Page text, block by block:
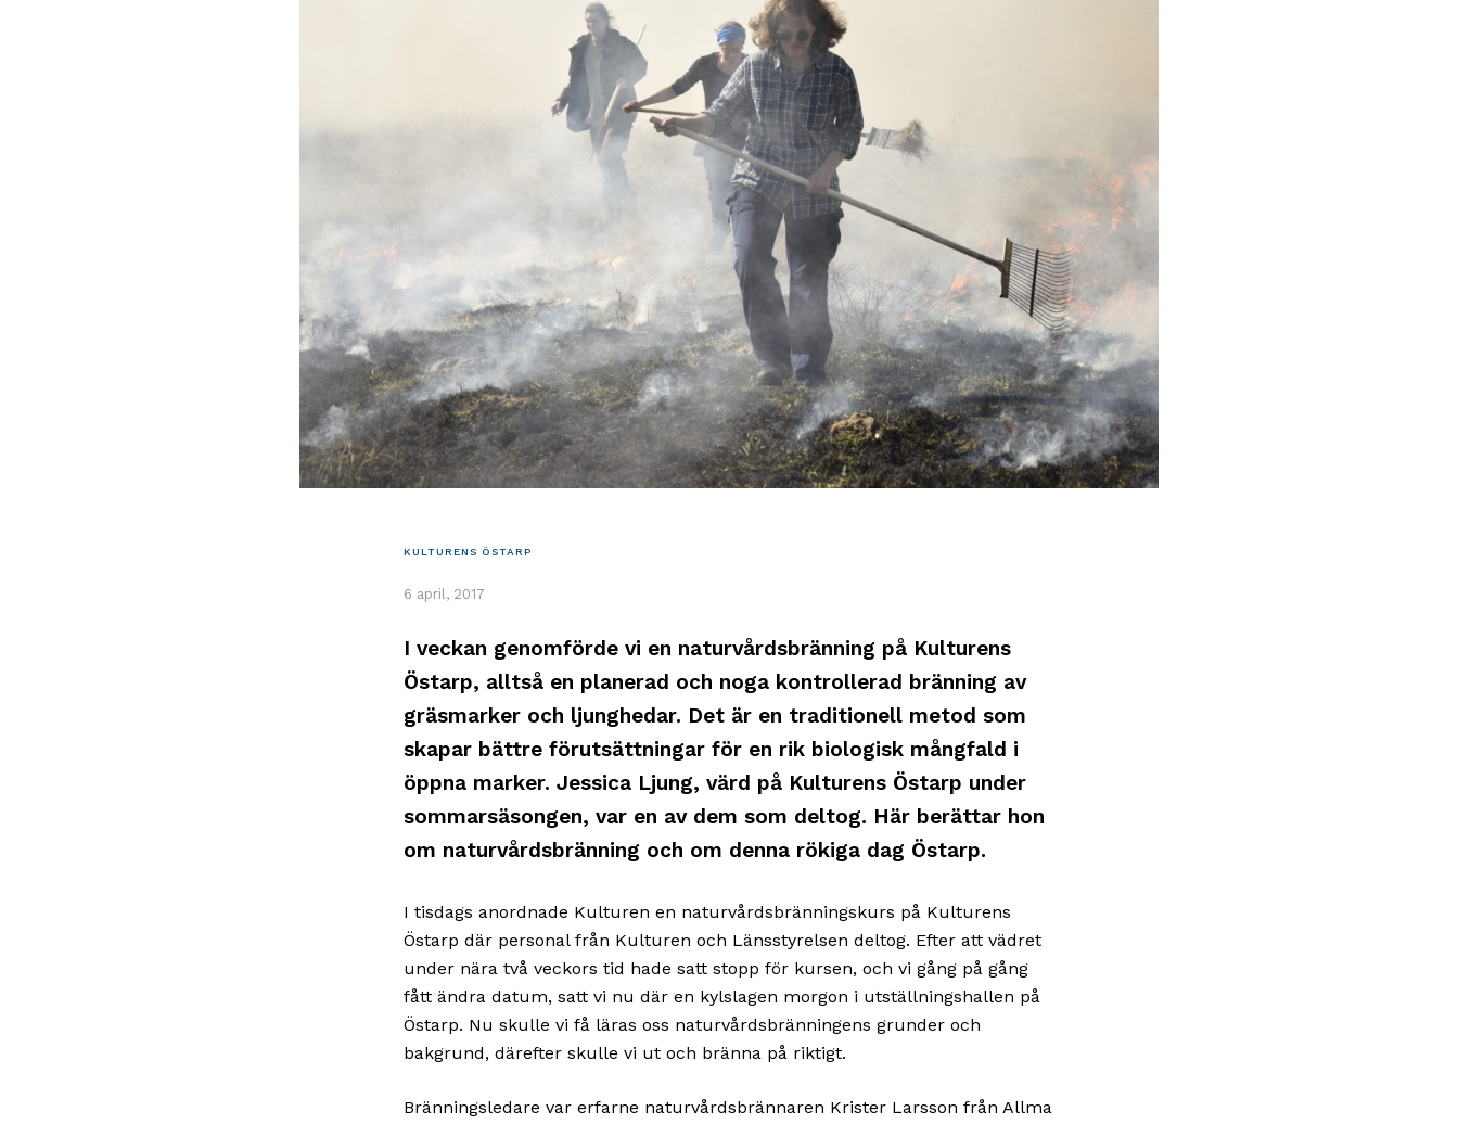
KULTURENS ÖSTARP
6 april, 2017
I veckan genomförde vi en naturvårdsbränning på Kulturens
Östarp, alltså en planerad och noga kontrollerad bränning av
gräsmarker och ljunghedar. Det är en traditionell metod som
skapar bättre förutsättningar för en rik biologisk mångfald i
öppna marker. Jessica Ljung, värd på Kulturens Östarp under
sommarsäsongen, var en av dem som deltog. Här berättar hon
om naturvårdsbränning och om denna rökiga dag Östarp.
I tisdags anordnade Kulturen en naturvårdsbränningskurs på Kulturens
Östarp där personal från Kulturen och Länsstyrelsen deltog. Efter att vädret
under nära två veckors tid hade satt stopp för kursen, och vi gång på gång
fått ändra datum, satt vi nu där en kylslagen morgon i utställningshallen på
Östarp. Nu skulle vi få läras oss naturvårdsbränningens grunder och
bakgrund, därefter skulle vi ut och bränna på riktigt.
Bränningsledare var erfarne naturvårdsbrännaren Krister Larsson från Allma